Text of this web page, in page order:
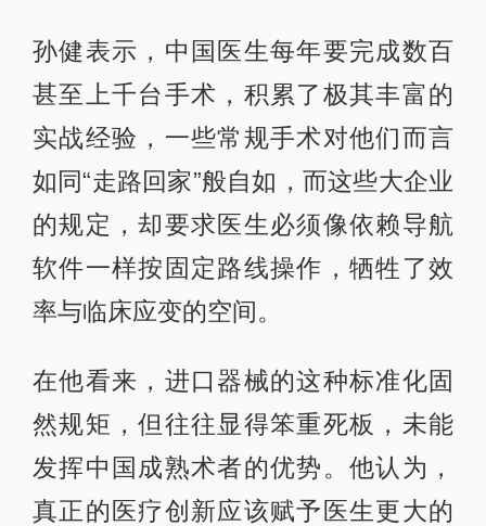
孙健表示，中国医生每年要完成数百
甚至上千台手术，积累了极其丰富的
实战经验，一些常规手术对他们而言
如同“走路回家”般自如，而这些大企业
的规定，却要求医生必须像依赖导航
软件一样按固定路线操作，牺牲了效
率与临床应变的空间。
在他看来，进口器械的这种标准化固
然规矩，但往往显得笨重死板，未能
发挥中国成熟术者的优势。他认为，
真正的医疗创新应该赋予医生更大的